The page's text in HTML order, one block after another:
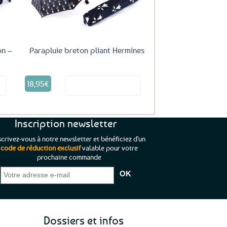
–
Parapluie breton pliant Hermines
18,95€
je pouvais pas
;)
mon achat et
rien”Jade C.
“C’est agréable et tout aussi rassurant
de constater qu’il n’y a pas de petite
commande, mais un client à satisfaire.”
Inscription newsletter
vous à notre newsletter et bénéficiez d'un
code de réduction exclusifvalable pour votre
prochaine commande
Dossiers et infos